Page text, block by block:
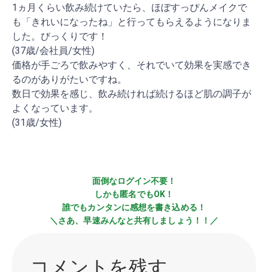
1ヵ月くらい飲み続けていたら、ほぼすっぴんメイクで
も「きれいになったね」と行ってもらえるようになりま
した。びっくりです！
(37歳/会社員/女性)
価格が手ごろで飲みやすく、それでいて効果を実感でき
るのがありがたいですね。
数日で効果を感じ、飲み続ければ続けるほど肌の調子が
よくなっています。
(31歳/女性)
面倒なログイン不要！
しかも匿名でもOK！
誰でもカンタンに感想を書き込める！
＼さあ、早速みんなと共有しましょう！！／
コメントを残す